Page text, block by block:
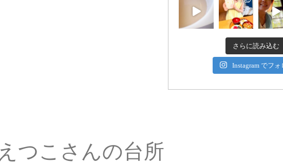
さらに読み込む
Instagram でフォ
えつこさんの台所